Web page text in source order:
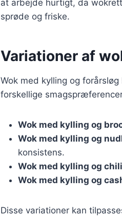
at arbejde hurtigt, da
sprøde og friske.
Variationer af
Wok med kylling og
forskellige
Wok med kylling og
Wok med kylling og
konsistens.
Wok med kylling og chili
Wok med kylling og
Disse variationer kan